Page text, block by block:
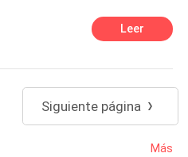
afirman que a ella su
amargura (Tamara)
Leer
Siguiente página
Más